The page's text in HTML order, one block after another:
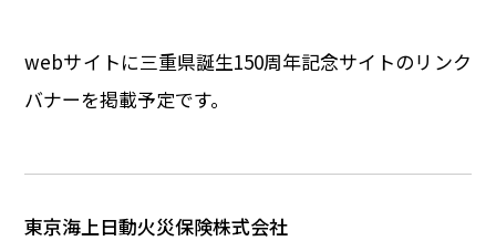
イベント
webサイトに三重県誕生150周年記念サイトのリンク
バナーを掲載予定です。
東京海上日動火災保険株式会社